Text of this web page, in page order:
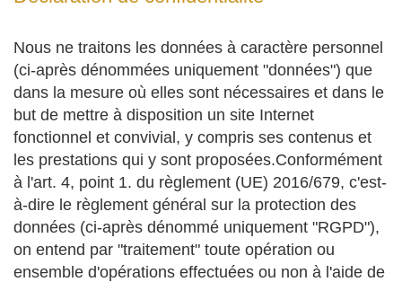
Nous ne traitons les données à caractère personnel
(ci-après dénommées uniquement "données") que
dans la mesure où elles sont nécessaires et dans le
but de mettre à disposition un site Internet
fonctionnel et convivial, y compris ses contenus et
les prestations qui y sont proposées.Conformément
à l'art. 4, point 1. du règlement (UE) 2016/679, c'est-
à-dire le règlement général sur la protection des
données (ci-après dénommé uniquement "RGPD"),
on entend par "traitement" toute opération ou
ensemble d'opérations effectuées ou non à l'aide de